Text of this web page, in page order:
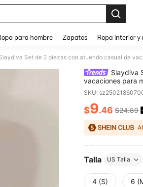
para hombre Zapatos Ropa interior y
Slaydiva
vacaciones para
transparencia,
música, Semana
SKU:
PRICE
$9.46 $24.89
Talla US Talla
4 (S) 6